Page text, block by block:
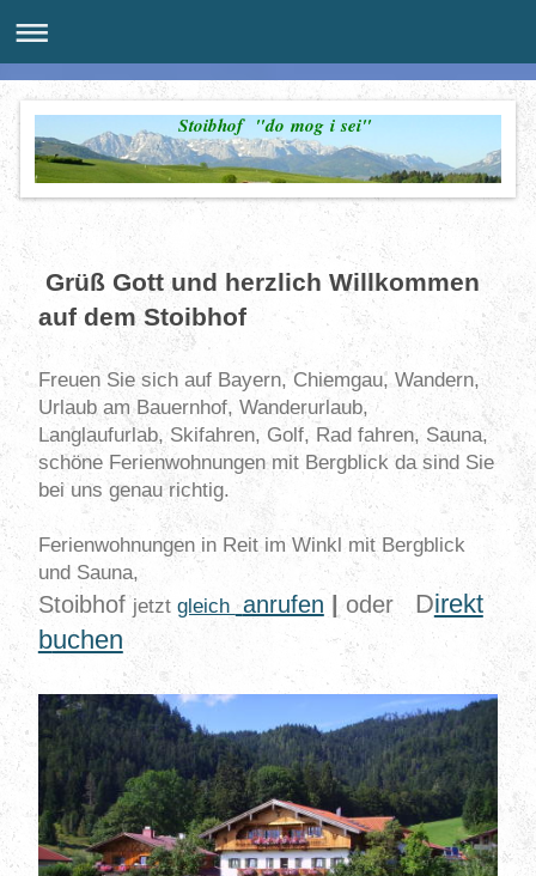
Stoibhof "do mog i sei"
Grüß Gott und herzlich Willkommen
auf dem Stoibhof
Freuen Sie sich auf Bayern, Chiemgau, Wandern,
Urlaub am Bauernhof, Wanderurlaub,
Langlaufurlab, Skifahren, Golf, Rad fahren, Sauna,
schöne Ferienwohnungen mit Bergblick da sind Sie
bei uns genau richtig.
Ferienwohnungen in Reit im Winkl mit Bergblick
und Sauna,
Stoibhofjetzt gleich anrufen | oder Direkt
buchen